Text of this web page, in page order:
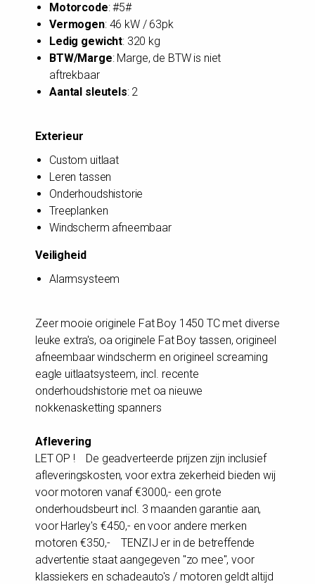
Motorcode: #5#
Vermogen: 46 kW / 63pk
Ledig gewicht: 320 kg
BTW/Marge: Marge, de BTW is niet
aftrekbaar
Aantal sleutels: 2
Exterieur
Custom uitlaat
Leren tassen
Onderhoudshistorie
Treeplanken
Windscherm afneembaar
Veiligheid
Alarmsysteem
Zeer mooie originele Fat Boy 1450 TC met diverse
leuke extra's, oa originele Fat Boy tassen, origineel
afneembaar windscherm en origineel screaming
eagle uitlaatsysteem, incl. recente
onderhoudshistorie met oa nieuwe
nokkenasketting spanners
Aflevering
LET OP ! De geadverteerde prijzen zijn inclusief
afleveringskosten, voor extra zekerheid bieden wij
voor motoren vanaf €3000,- een grote
onderhoudsbeurt incl. 3 maanden garantie aan,
voor Harley's €450,- en voor andere merken
motoren €350,- TENZIJ er in de betreffende
advertentie staat aangegeven "zo mee", voor
klassiekers en schadeauto's / motoren geldt altijd